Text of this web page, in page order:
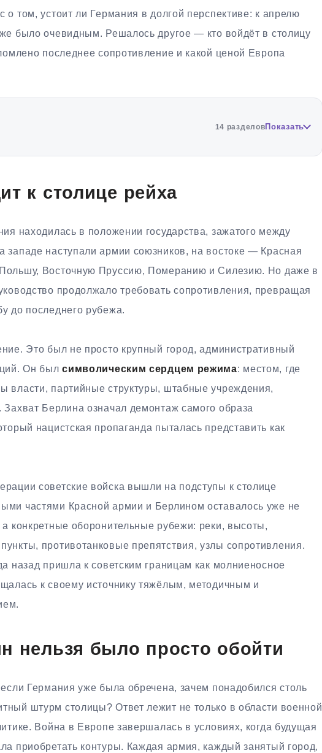
о том, устоит ли Германия в долгой перспективе: к апрелю
было очевидным. Решалось другое — кто войдёт в столицу
последнее сопротивление и какой ценой Европа
14 разделовПоказать
к столице рейха
находилась в положении государства, зажатого между
западе наступали армии союзников, на востоке — Красная
Восточную Пруссию, Померанию и Силезию. Но даже в
продолжало требовать сопротивления, превращая
до последнего рубежа.
Это был не просто крупный город, административный
Он былсимволическим сердцем режима: местом, где
власти, партийные структуры, штабные учреждения,
Захват Берлина означал демонтаж самого образа
нацистская пропаганда пыталась представить как
советские войска вышли на подступы к столице
частями Красной армии и Берлином оставалось уже не
а конкретные оборонительные рубежи: реки, высоты,
противотанковые препятствия, узлы сопротивления.
назад пришла к советским границам как молниеносное
к своему источнику тяжёлым, методичным и
нельзя было просто обойти
Германия уже была обречена, зачем понадобился столь
штурм столицы? Ответ лежит не только в области военной
Война в Европе завершалась в условиях, когда будущая
приобретать контуры. Каждая армия, каждый занятый город,